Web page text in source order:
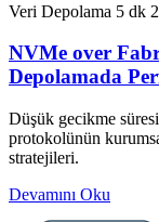
Veri Depolama 5 dk
NVMe over
Depolamada
Düşük gecikme
protokolünün
stratejileri.
Devamını Oku